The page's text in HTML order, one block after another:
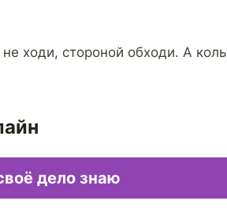
ходи, стороной обходи. А
дело знаю